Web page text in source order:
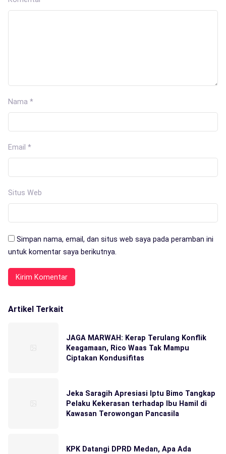
Nama *
Email *
Situs Web
Simpan nama, email, dan situs web saya pada peramban ini
untuk komentar saya berikutnya.
Artikel Terkait
JAGA MARWAH: Kerap Terulang Konflik
Keagamaan, Rico Waas Tak Mampu
Ciptakan Kondusifitas
Jeka Saragih Apresiasi Iptu Bimo Tangkap
Pelaku Kekerasan terhadap Ibu Hamil di
Kawasan Terowongan Pancasila
KPK Datangi DPRD Medan, Apa Ada